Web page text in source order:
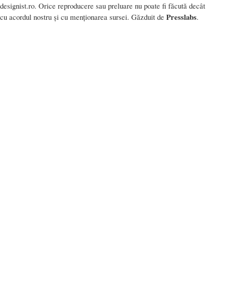
designist.ro. Orice reproducere sau preluare nu poate fi făcută decât
cu acordul nostru și cu menționarea sursei. Găzduit de Presslabs.